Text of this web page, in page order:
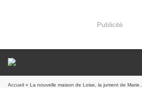
Publicité
Accueil » La nouvelle maison de Loise, la jument de Marie...